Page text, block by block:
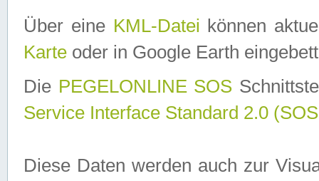
Über eine KML-Datei können
Karte oder in Google Earth
Die PEGELONLINE SOS
Service Interface Standard 2.0
Diese Daten werden auch zur